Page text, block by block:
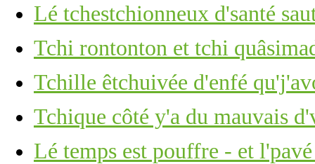
Lé tchestchionneux d'santé
Tchi rontonton et tchi
Tchille êtchuivée d'enfé
Tchique côté y'a du mauvais
Lé temps est pouffre - et l'pavé